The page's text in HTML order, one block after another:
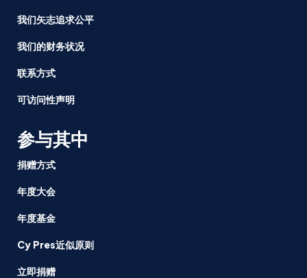
我们矢志追求公平
我们的财务状况
联系方式
可访问性声明
参与其中
捐赠方式
年度大会
年度基金
Cy Pres近似原则
立即捐赠